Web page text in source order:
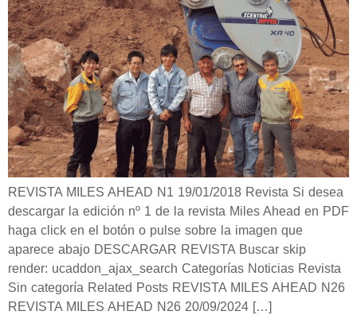
REVISTA MILES AHEAD N1 19/01/2018 Revista Si desea
descargar la edición nº 1 de la revista Miles Ahead en PDF
haga click en el botón o pulse sobre la imagen que
aparece abajo DESCARGAR REVISTA Buscar skip
render: ucaddon_ajax_search Categorías Noticias Revista
Sin categoría Related Posts REVISTA MILES AHEAD N26
REVISTA MILES AHEAD N26 20/09/2024 […]